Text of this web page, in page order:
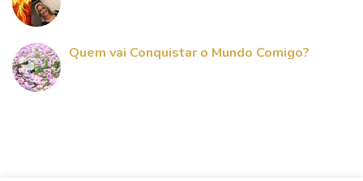
Quem vai Conquistar o Mundo Comigo?